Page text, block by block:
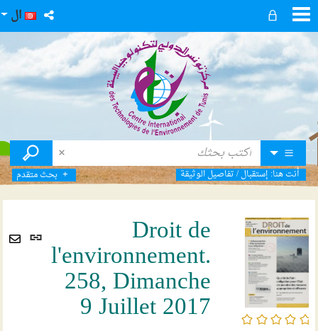
ال
بحث متقدم أنت هنا: إستقبال/تفاصيل الوثيقة
رابط
ثابت Envoyer
par
mail
/5
Droit de
l'environnement.
258, Dimanche
9 Juillet 2017